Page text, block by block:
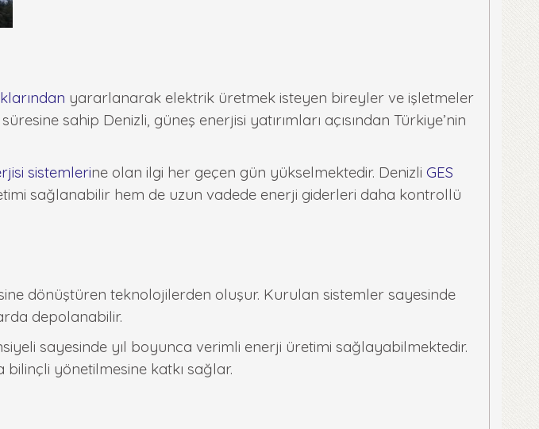
yararlanarak elektrik üretmek isteyen bireyler ve işletmeler
sahip Denizli, güneş enerjisi yatırımları açısından Türkiye’nin
sistemlerine olan ilgi her geçen gün yükselmektedir. Denizli GES
sağlanabilir hem de uzun vadede enerji giderleri daha kontrollü
dönüştüren teknolojilerden oluşur. Kurulan sistemler sayesinde
depolanabilir.
sayesinde yıl boyunca verimli enerji üretimi sağlayabilmektedir.
bilinçli yönetilmesine katkı sağlar.